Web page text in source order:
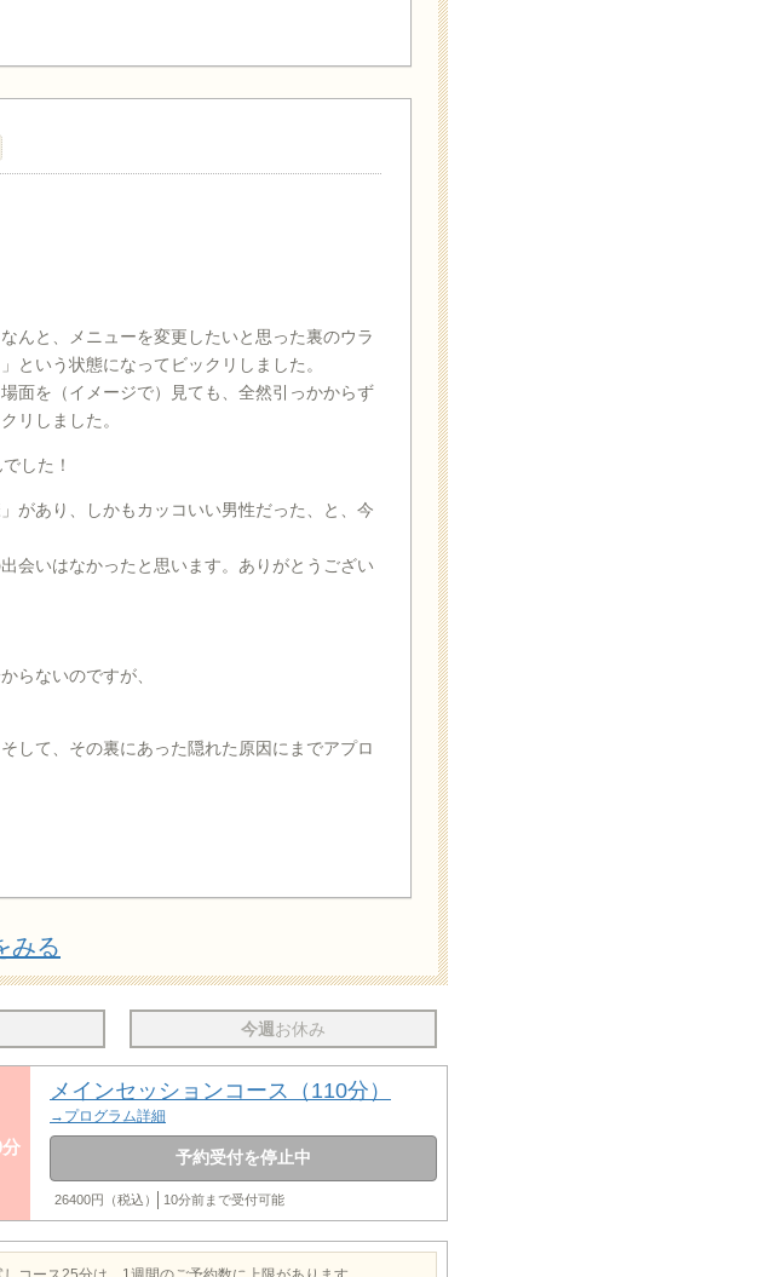
んと、メニューを変更したいと思った裏のウラ
という状態になってビックリしました。
面を（イメージで）見ても、全然引っかからず
リしました。
した！
があり、しかもカッコいい男性だった、と、今
会いはなかったと思います。ありがとうござい
らないのですが、
して、その裏にあった隠れた原因にまでアプロ
みる
今週 お休み
メインセッションコース（110分）
→プログラム詳細
予約受付を停止中
26400円（税込） 10分前まで受付可能